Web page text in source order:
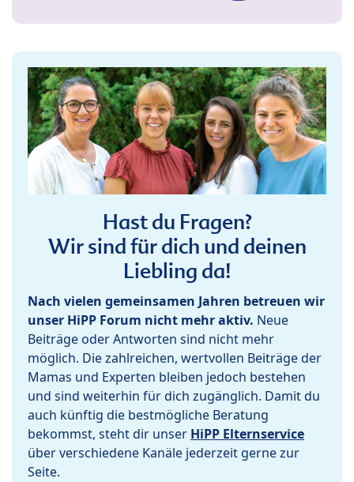
Hast du Fragen?
Wir sind für dich und deinen
Liebling da!
Nach vielen gemeinsamen Jahren betreuen wir
unser HiPP Forum nicht mehr aktiv. Neue
Beiträge oder Antworten sind nicht mehr
möglich. Die zahlreichen, wertvollen Beiträge der
Mamas und Experten bleiben jedoch bestehen
und sind weiterhin für dich zugänglich. Damit du
auch künftig die bestmögliche Beratung
bekommst, steht dir unser HiPP Elternservice
über verschiedene Kanäle jederzeit gerne zur
Seite.